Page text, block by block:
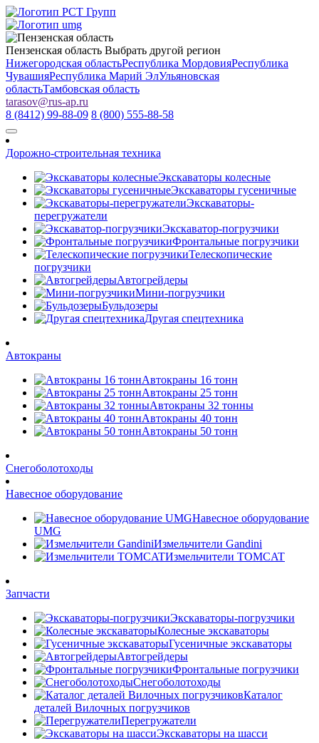
Пензенская область Выбрать другой регион
Нижегородская областьРеспублика МордовияРеспублика
ЧувашияРеспублика Марий ЭлУльяновская
областьТамбовская область
tarasov@rus-ap.ru
8 (8412) 99-88-09 8 (800) 555-88-58
Дорожно-строительная техника
Экскаваторы колесные
Экскаваторы гусеничные
Экскаваторы-
перегружатели
Экскаватор-погрузчики
Фронтальные погрузчики
Телескопические
погрузчики
Автогрейдеры
Мини-погрузчики
Бульдозеры
Другая спецтехника
Автокраны
Автокраны 16 тонн
Автокраны 25 тонн
Автокраны 32 тонны
Автокраны 40 тонн
Автокраны 50 тонн
Снегоболотоходы
Навесное оборудование
Навесное оборудование
UMG
Измельчители Gandini
Измельчители TOMCAT
Запчасти
Экскаваторы-погрузчики
Колесные экскаваторы
Гусеничные экскаваторы
Автогрейдеры
Фронтальные погрузчики
Снегоболотоходы
Каталог
деталей Вилочных погрузчиков
Перегружатели
Экскаваторы на шасси